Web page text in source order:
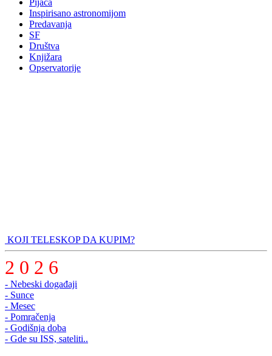
Pijaca
Inspirisano astronomijom
Predavanja
SF
Društva
Knjižara
Opservatorije
KOJI TELESKOP DA KUPIM?
2 0 2 6
- Nebeski događaji
- Sunce
- Mesec
- Pomračenja
- Godišnja doba
- Gde su ISS, sateliti..